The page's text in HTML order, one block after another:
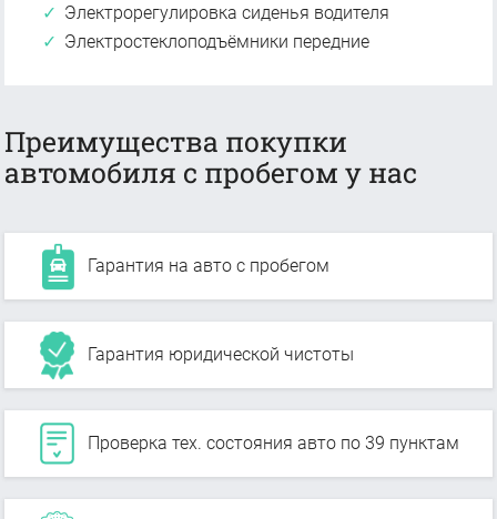
Электрорегулировка сиденья водителя
Электростеклоподъёмники передние
Преимущества покупки
автомобиля с пробегом у нас
Гарантия на авто с пробегом
Гарантия юридической чистоты
Проверка тех. состояния авто по 39 пунктам